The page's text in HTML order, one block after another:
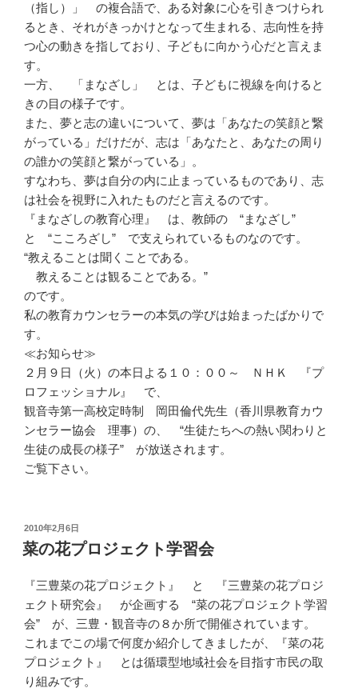
（指し）」 の複合語で、ある対象に心を引きつけられ
るとき、それがきっかけとなって生まれる、志向性を持
つ心の動きを指しており、子どもに向かう心だと言えま
す。
一方、 「まなざし」 とは、子どもに視線を向けると
きの目の様子です。
また、夢と志の違いについて、夢は「あなたの笑顔と繋
がっている」だけだが、志は「あなたと、あなたの周り
の誰かの笑顔と繋がっている」。
すなわち、夢は自分の内に止まっているものであり、志
は社会を視野に入れたものだと言えるのです。
『まなざしの教育心理』 は、教師の “まなざし”
と “こころざし” で支えられているものなのです。
“教えることは聞くことである。
教えることは観ることである。”
のです。
私の教育カウンセラーの本気の学びは始まったばかりで
す。
≪お知らせ≫
２月９日（火）の本日よる１０：００～ ＮＨＫ 『プ
ロフェッショナル』 で、
観音寺第一高校定時制 岡田倫代先生（香川県教育カウ
ンセラー協会 理事）の、 “生徒たちへの熱い関わりと
生徒の成長の様子” が放送されます。
ご覧下さい。
投
稿
日:
2010年2月6日
菜の花プロジェクト学習会
『三豊菜の花プロジェクト』 と 『三豊菜の花プロジ
ェクト研究会』 が企画する “菜の花プロジェクト学習
会” が、三豊・観音寺の８か所で開催されています。
これまでこの場で何度か紹介してきましたが、『菜の花
プロジェクト』 とは循環型地域社会を目指す市民の取
り組みです。